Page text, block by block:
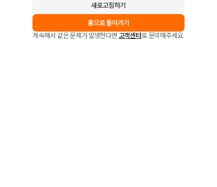
새로고침하기
홈으로 돌아가기
계속해서 같은 문제가 발생한다면 고객센터로 문의해주세요.